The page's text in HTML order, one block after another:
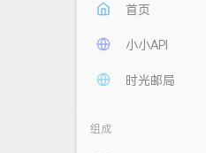
首页
小小API
时光邮局
组成